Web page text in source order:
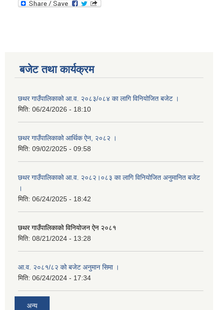
बजेट तथा कार्यक्रम
छथर गाउँपालिकाको आ.व. २०८३/०८४ का लागि विनियोजित बजेट ।
मिति: 06/24/2026 - 18:10
छथर गाउँपालिकाको आर्थिक ऐन, २०८२ ।
मिति: 09/02/2025 - 09:58
छथर गाउँपालिकाको आ.व. २०८२।०८३ का लागि विनियोजित अनुमानित बजेट
।
मिति: 06/24/2025 - 18:42
छथर गाउँपालिकाको विनियोजन ऐन २०८१
मिति: 08/21/2024 - 13:28
आ.व. २०८१/८२ को बजेट अनुमान सिमा ।
मिति: 06/24/2024 - 17:34
अन्य